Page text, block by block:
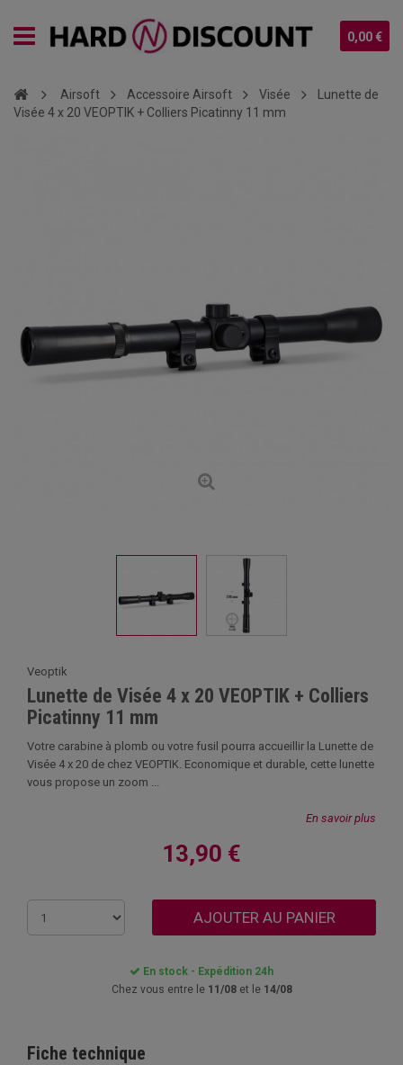
0,00 €
Airsoft Accessoire Airsoft Visée
Lunette de
Visée 4 x 20 VEOPTIK + Colliers Picatinny 11 mm
Veoptik
Lunette de Visée 4 x 20 VEOPTIK + Colliers
Picatinny 11 mm
Votre carabine à plomb ou votre fusil pourra accueillir la Lunette de
Visée 4 x 20 de chez VEOPTIK. Economique et durable, cette lunette
vous propose un zoom ...
En savoir plus
13,90 €
AJOUTER AU PANIER
En stock - Expédition 24h
Chez vous entre le 11/08et le 14/08
Fiche technique